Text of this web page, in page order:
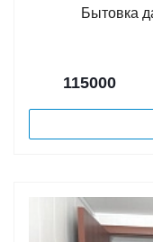
Бытовка
115000